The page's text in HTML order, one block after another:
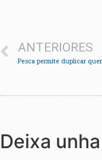
ANTERIORES
Deixa